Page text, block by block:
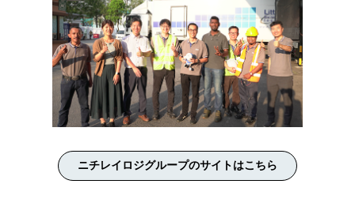
ニチレイロジグループのサイトはこちら